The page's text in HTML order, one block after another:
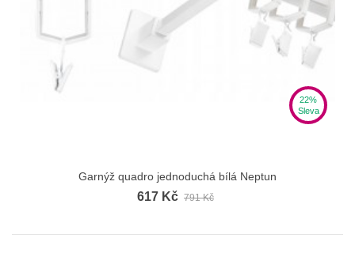
22%
Sleva
Garnýž quadro jednoduchá bílá Neptun
617 Kč 791 Kč